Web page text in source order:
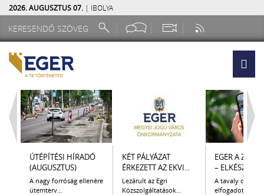
2026. AUGUSZTUS 07. | IBOLYA
ÚTÉPÍTÉSI HÍRADÓ
(AUGUSZTUS)
A nagy forróság ellenére
ütemterv...
KÉT PÁLYÁZAT
ÉRKEZETT AZ EKVI...
Lezárult az Egri
Közszolgáltatások...
EGER A
– ELKÉSZÜLT
A tavaly
elfogadott